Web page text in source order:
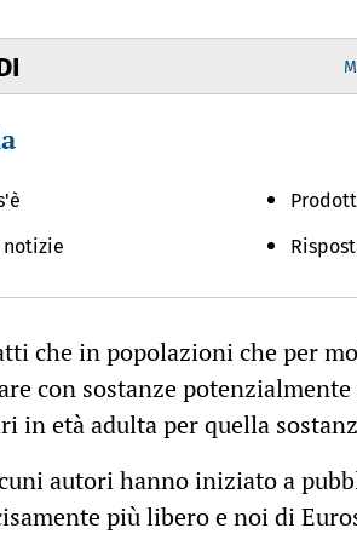
che in popolazioni che per
con sostanze
in età adulta per quella
autori hanno iniziato a
più libero e noi di